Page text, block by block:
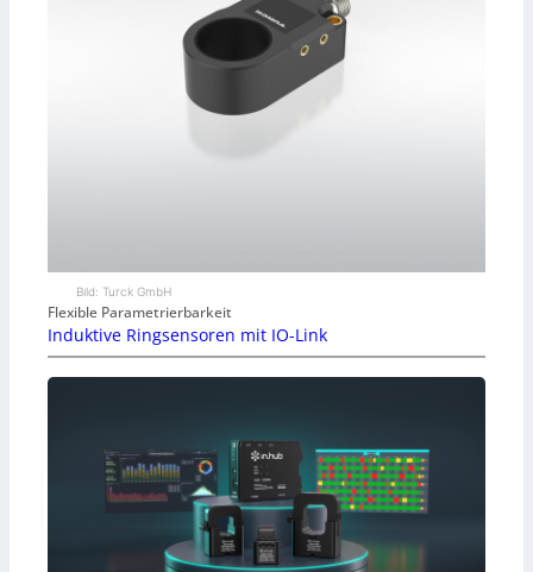
Bild: Turck GmbH
Flexible Parametrierbarkeit
Induktive Ringsensoren mit IO-Link